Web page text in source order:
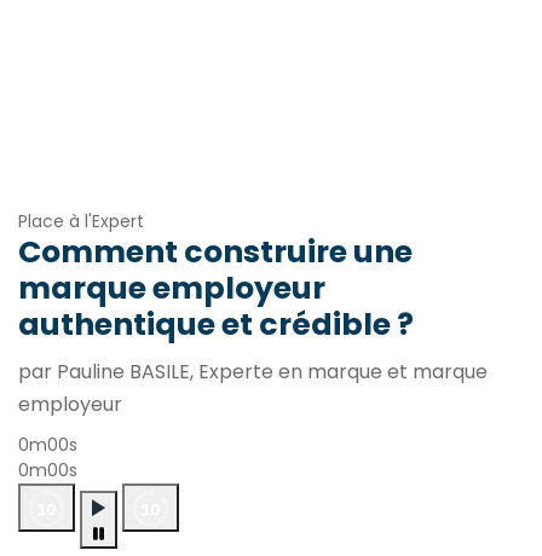
Place à l'Expert
Comment construire une
marque employeur
authentique et crédible ?
par Pauline BASILE, Experte en marque et marque
employeur
0m00s
0m00s